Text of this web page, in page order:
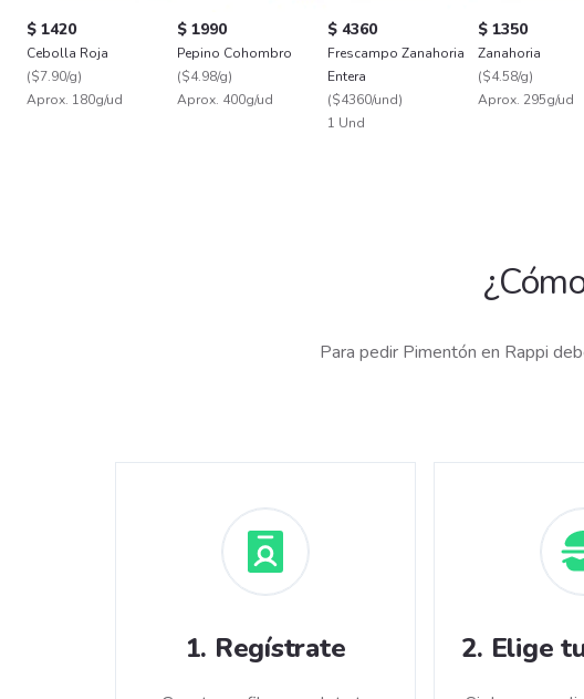
$ 1420
Cebolla Roja
($7.90/g)
Aprox. 180g/ud
$ 1990
Pepino Cohombro
($4.98/g)
Aprox. 400g/ud
$ 4360
Frescampo Zanahoria
Entera
($4360/und)
1 Und
$ 1350
Zanahoria
($4.58/g)
Aprox. 295g/ud
Para pedir Pimentón en Rappi
1. Regístrate 2. Elige